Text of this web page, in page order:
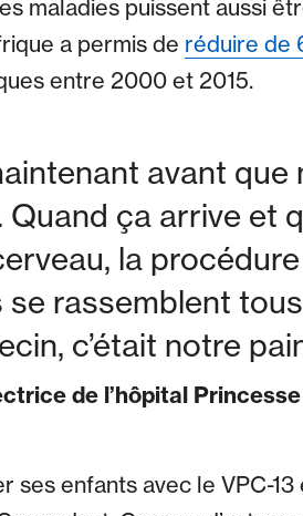
maladies puissent aussi
a permis de réduire de
entre 2000 et 2015.
avant que
ça arrive et
la procédure
rassemblent
c’était notre
de l’hôpital
ses enfants avec le VPC-13